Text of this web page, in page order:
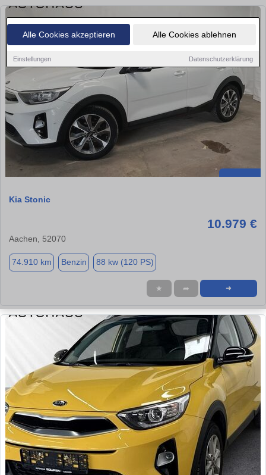
Alle Cookies akzeptieren Alle Cookies ablehnen
Einstellungen Datenschutzerklärung
Kia Stonic
10.979 €
Aachen, 52070
74.910 km Benzin 88 kw (120 PS)
★ ➦ ➜